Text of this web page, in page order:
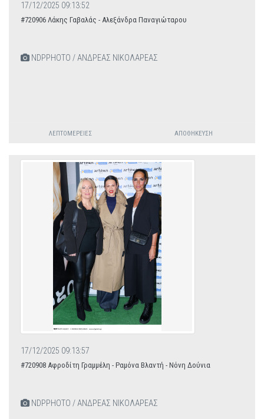
17/12/2025 09:13:52
#720906 Λάκης Γαβαλάς - Αλεξάνδρα Παναγιώταρου
NDPPHOTO / ΑΝΔΡΕΑΣ ΝΙΚΟΛΑΡΕΑΣ
ΛΕΠΤΟΜΈΡΕΙΕΣ ΑΠΟΘΉΚΕΥΣΗ
17/12/2025 09:13:57
#720908 Αφροδίτη Γραμμέλη - Ραμόνα Βλαντή - Νόνη Δούνια
NDPPHOTO / ΑΝΔΡΕΑΣ ΝΙΚΟΛΑΡΕΑΣ